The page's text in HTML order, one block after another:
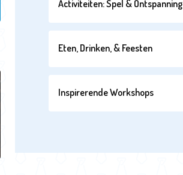
Activiteiten: Spel & Ontspanning
Eten, Drinken, & Feesten
Inspirerende Workshops